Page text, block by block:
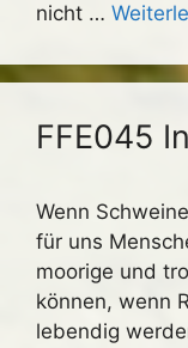
nicht …
FFE045
Wenn
für uns
moorige und
können, wenn
lebendig